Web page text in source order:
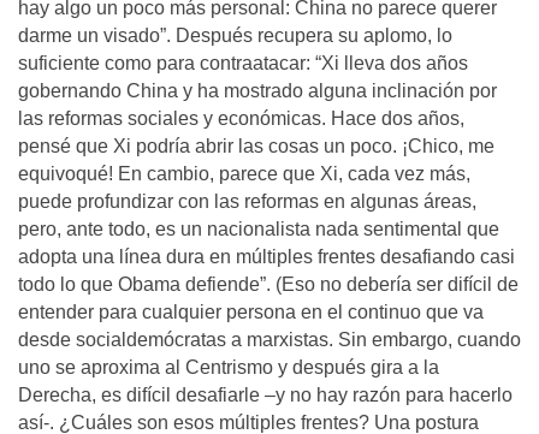
hay algo un poco más personal: China no parece querer
darme un visado”. Después recupera su aplomo, lo
suficiente como para contraatacar: “Xi lleva dos años
gobernando China y ha mostrado alguna inclinación por
las reformas sociales y económicas. Hace dos años,
pensé que Xi podría abrir las cosas un poco. ¡Chico, me
equivoqué! En cambio, parece que Xi, cada vez más,
puede profundizar con las reformas en algunas áreas,
pero, ante todo, es un nacionalista nada sentimental que
adopta una línea dura en múltiples frentes desafiando casi
todo lo que Obama defiende”. (Eso no debería ser difícil de
entender para cualquier persona en el continuo que va
desde socialdemócratas a marxistas. Sin embargo, cuando
uno se aproxima al Centrismo y después gira a la
Derecha, es difícil desafiarle –y no hay razón para hacerlo
así-. ¿Cuáles son esos múltiples frentes? Una postura